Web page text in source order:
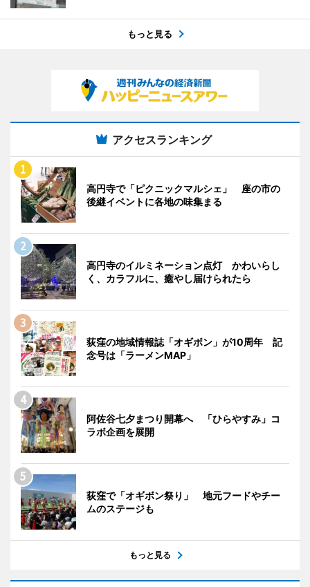
もっと見る
アクセスランキング
高円寺で「ピクニックマルシェ」 座の市の
後継イベントに各地の味集まる
高円寺のイルミネーション点灯 かわいらし
く、カラフルに、癒やし届けられたら
荻窪の地域情報誌「オギボン」が10周年 記
念号は「ラーメンMAP」
阿佐谷七夕まつり開幕へ 「ひらやすみ」コ
ラボ企画を展開
荻窪で「オギボン祭り」 地元フードやチー
ムのステージも
もっと見る